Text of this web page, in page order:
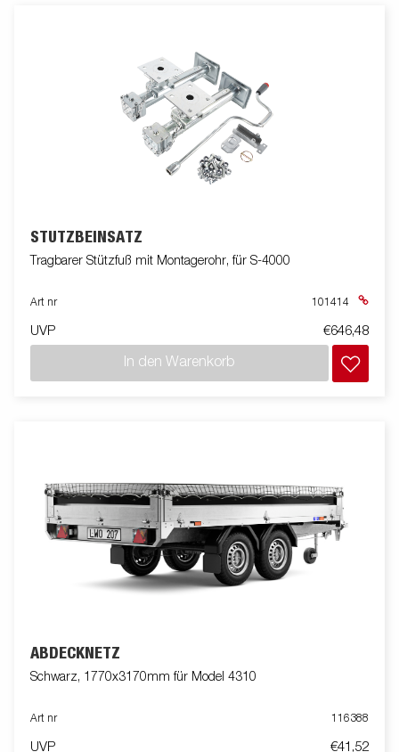
STÜTZBEINSATZ
Tragbarer Stützfuß mit Montagerohr, für S-4000
Art nr 101414
UVP €646,48
In den Warenkorb
ABDECKNETZ
Schwarz, 1770x3170mm für Model 4310
Art nr 116388
UVP €41,52